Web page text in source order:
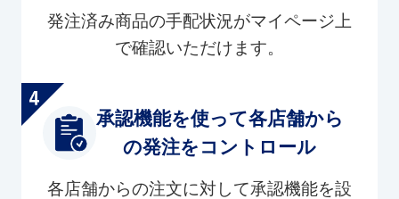
発注済み商品の手配状況がマイページ上
で確認いただけます。
承認機能を使って各店舗から
の発注をコントロール
各店舗からの注文に対して承認機能を設